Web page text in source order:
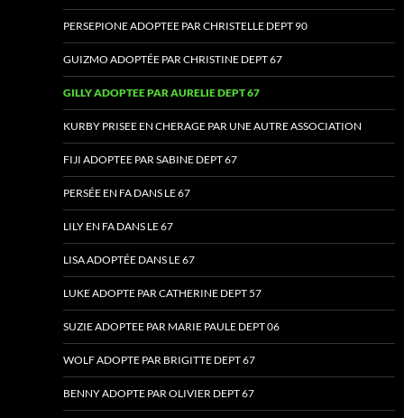
PERSEPIONE ADOPTEE PAR CHRISTELLE DEPT 90
GUIZMO ADOPTÉE PAR CHRISTINE DEPT 67
GILLY ADOPTEE PAR AURELIE DEPT 67
KURBY PRISEE EN CHERAGE PAR UNE AUTRE ASSOCIATION
FIJI ADOPTEE PAR SABINE DEPT 67
PERSÉE EN FA DANS LE 67
LILY EN FA DANS LE 67
LISA ADOPTÉE DANS LE 67
LUKE ADOPTE PAR CATHERINE DEPT 57
SUZIE ADOPTEE PAR MARIE PAULE DEPT 06
WOLF ADOPTE PAR BRIGITTE DEPT 67
BENNY ADOPTE PAR OLIVIER DEPT 67